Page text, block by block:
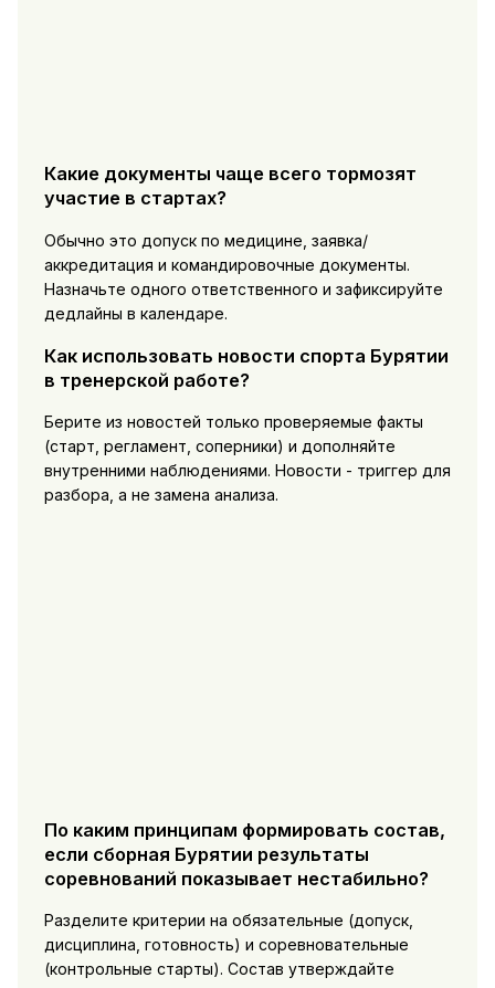
Какие документы чаще всего тормозят
участие в стартах?
Обычно это допуск по медицине, заявка/
аккредитация и командировочные документы.
Назначьте одного ответственного и зафиксируйте
дедлайны в календаре.
Как использовать новости спорта Бурятии
в тренерской работе?
Берите из новостей только проверяемые факты
(старт, регламент, соперники) и дополняйте
внутренними наблюдениями. Новости - триггер для
разбора, а не замена анализа.
По каким принципам формировать состав,
если сборная Бурятии результаты
соревнований показывает нестабильно?
Разделите критерии на обязательные (допуск,
дисциплина, готовность) и соревновательные
(контрольные старты). Состав утверждайте